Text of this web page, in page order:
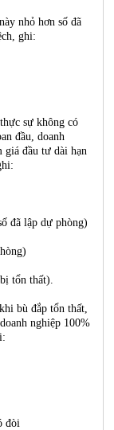
nhỏ hơn số đã
ghi:
sự không có
đầu, doanh
giá đầu tư dài hạn
đã lập dự phòng)
tổn thất).
bù đắp tổn thất,
nghiệp 100%
đòi